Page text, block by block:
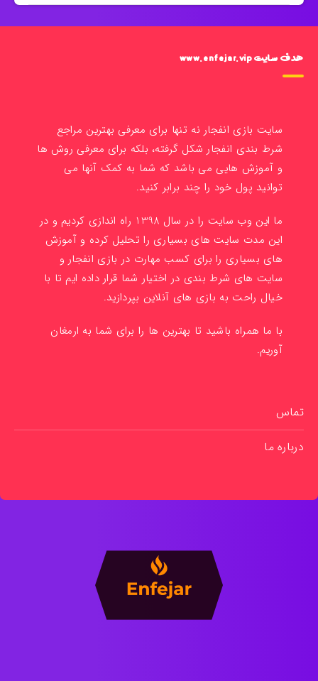
هدف سایت www.enfejar.vip
سایت بازی انفجار نه تنها برای معرفی بهترین مراجع
شرط بندی انفجار شکل گرفته، بلکه برای معرفی روش ها
و آموزش هایی می باشد که شما به کمک آنها می
توانید پول خود را چند برابر کنید.
ما این وب سایت را در سال 1398 راه اندازی کردیم و در
این مدت سایت های بسیاری را تحلیل کرده و آموزش
های بسیاری را برای کسب مهارت در بازی انفجار و
سایت های شرط بندی در اختیار شما قرار داده ایم تا با
خیال راحت به بازی های آنلاین بپردازید.
با ما همراه باشید تا بهترین ها را برای شما به ارمغان
آوریم.
تماس
درباره ما